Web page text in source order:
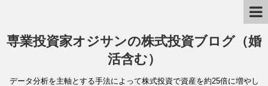
専業投資家オジサンの株式投資ブログ（婚
活含む）
データ分析を主軸とする手法によって株式投資で資産を約25倍に増やし